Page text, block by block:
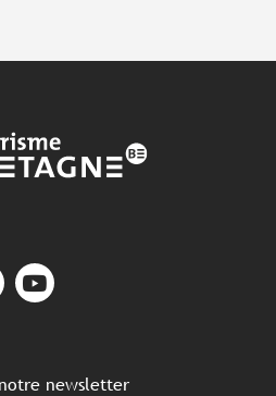
newsletter